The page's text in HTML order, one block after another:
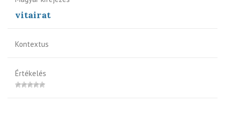
vitairat
Kontextus
Értékelés